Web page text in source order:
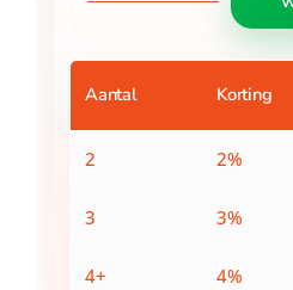
cm
Aantal Korting
2 2%
3 3%
4+ 4%